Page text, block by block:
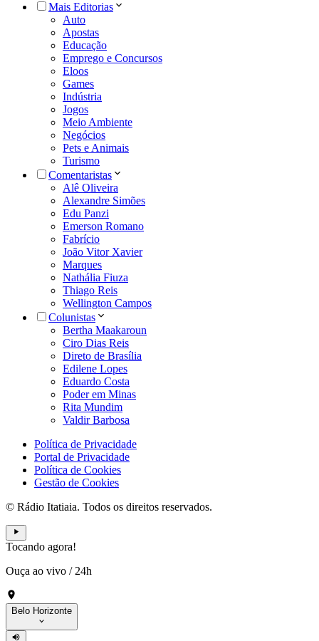
Mais Editorias
Auto
Apostas
Educação
Emprego e Concursos
Eloos
Games
Indústria
Jogos
Meio Ambiente
Negócios
Pets e Animais
Turismo
Comentaristas
Alê Oliveira
Alexandre Simões
Edu Panzi
Emerson Romano
Fabrício
João Vitor Xavier
Marques
Nathália Fiuza
Thiago Reis
Wellington Campos
Colunistas
Bertha Maakaroun
Ciro Dias Reis
Direto de Brasília
Edilene Lopes
Eduardo Costa
Poder em Minas
Rita Mundim
Valdir Barbosa
Política de Privacidade
Portal de Privacidade
Política de Cookies
Gestão de Cookies
© Rádio Itatiaia. Todos os direitos reservados.
Tocando agora!
Ouça ao vivo / 24h
Belo Horizonte